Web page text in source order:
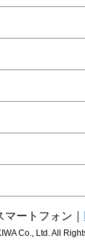
マートフォン｜
Co., Ltd. All